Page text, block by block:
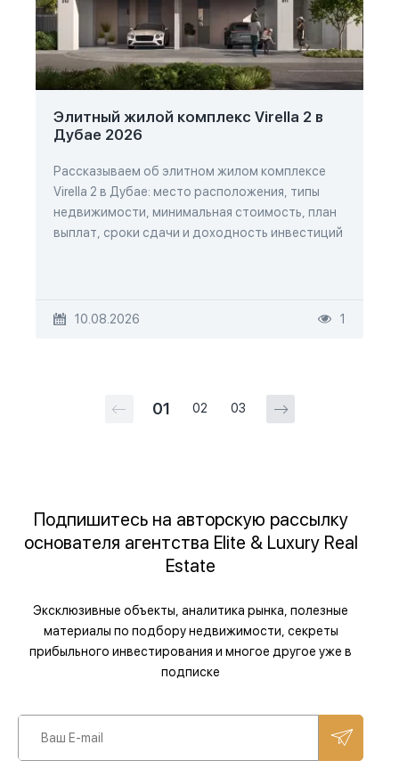
Элитный жилой комплекс Virella 2 в
Дубае 2026
Рассказываем об элитном жилом комплексе
Virella 2 в Дубае: место расположения, типы
недвижимости, минимальная стоимость, план
выплат, сроки сдачи и доходность инвестиций
10.08.2026 1
01 02 03
Подпишитесь на авторскую рассылку
основателя агентства Elite & Luxury Real
Estate
Эксклюзивные объекты, аналитика рынка, полезные
материалы по подбору недвижимости, секреты
прибыльного инвестирования и многое другое уже в
подписке